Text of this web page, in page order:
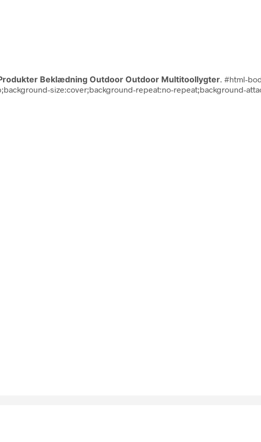
Beklædning Outdoor Outdoor Multitoollygter . #html-
size:cover;background-repeat:no-repeat;background-